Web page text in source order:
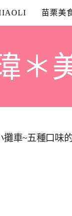
苗栗美
＊
車~五種口味